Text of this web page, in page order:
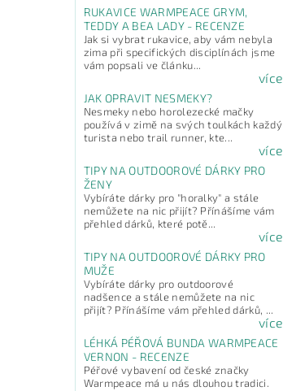
RUKAVICE WARMPEACE GRYM,
TEDDY A BEA LADY - RECENZE
Jak si vybrat rukavice, aby vám nebyla
zima při specifických disciplínách jsme
vám popsali ve článku...
více
JAK OPRAVIT NESMEKY?
Nesmeky nebo horolezecké mačky
používá v zimě na svých toulkách každý
turista nebo trail runner, kte...
více
TIPY NA OUTDOOROVÉ DÁRKY PRO
ŽENY
Vybíráte dárky pro "horalky" a stále
nemůžete na nic přijít? Přínášíme vám
přehled dárků, které potě...
více
TIPY NA OUTDOOROVÉ DÁRKY PRO
MUŽE
Vybíráte dárky pro outdoorové
nadšence a stále nemůžete na nic
přijít? Přínášíme vám přehled dárků, ...
více
LÉHKÁ PÉŘOVÁ BUNDA WARMPEACE
VERNON - RECENZE
Péřové vybavení od české značky
Warmpeace má u nás dlouhou tradici.